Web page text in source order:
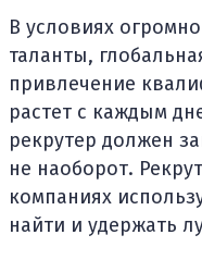
В условиях
таланты,
привлечение
растет с каждым
рекрутер должен
не наоборот.
компаниях
найти и удержать